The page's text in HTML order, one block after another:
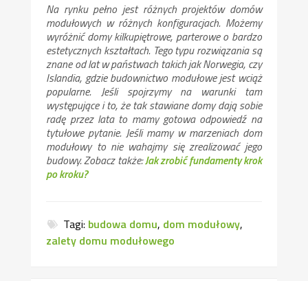
Na rynku pełno jest różnych projektów domów
modułowych w różnych konfiguracjach. Możemy
wyróżnić domy kilkupiętrowe, parterowe o bardzo
estetycznych kształtach. Tego typu rozwiązania są
znane od lat w państwach takich jak Norwegia, czy
Islandia, gdzie budownictwo modułowe jest wciąż
popularne. Jeśli spojrzymy na warunki tam
występujące i to, że tak stawiane domy dają sobie
radę przez lata to mamy gotowa odpowiedź na
tytułowe pytanie. Jeśli mamy w marzeniach dom
modułowy to nie wahajmy się zrealizować jego
budowy. Zobacz także:Jak zrobić fundamenty krok
po kroku?
Tagi: budowa domu, dom modułowy,
zalety domu modułowego